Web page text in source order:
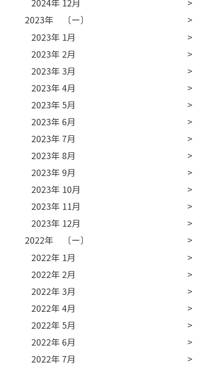
2024年 12月
2023年 〔ー〕
2023年 1月
2023年 2月
2023年 3月
2023年 4月
2023年 5月
2023年 6月
2023年 7月
2023年 8月
2023年 9月
2023年 10月
2023年 11月
2023年 12月
2022年 〔ー〕
2022年 1月
2022年 2月
2022年 3月
2022年 4月
2022年 5月
2022年 6月
2022年 7月